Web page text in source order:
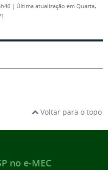
| Última atualização em Quarta,
Voltar para o topo
no e-MEC